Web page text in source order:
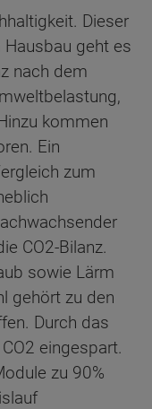
Dieser
geht es
nach dem
kommen
Ein
zum
CO2-Bilanz.
sowie Lärm
gehört zu den
Durch das
eingespart.
zu 90%